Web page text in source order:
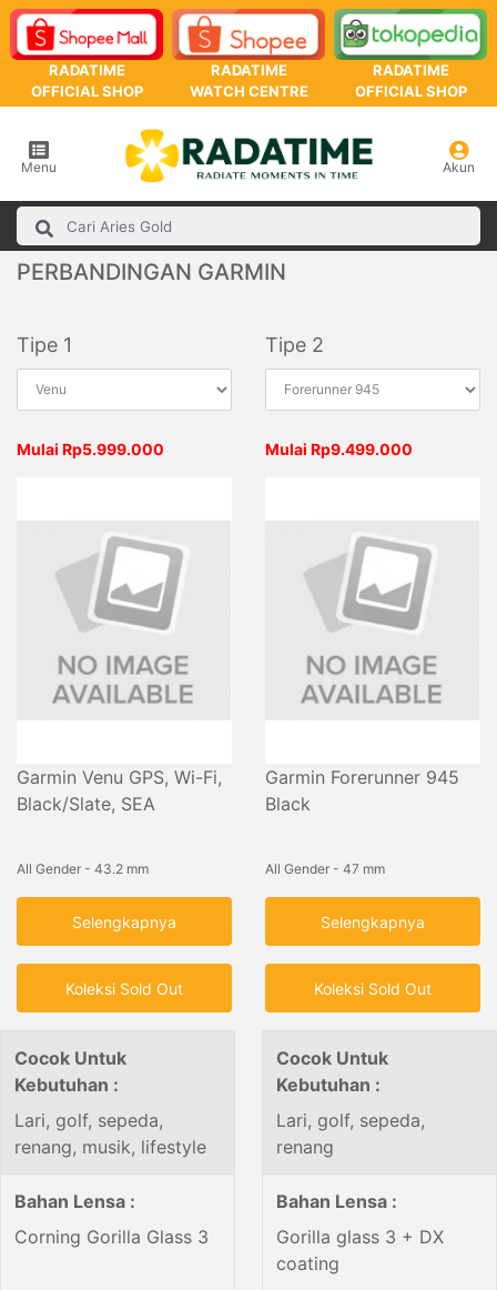
RADATIME
OFFICIAL SHOP
RADATIME
WATCH CENTRE
RADATIME
OFFICIAL SHOP
Menu Akun
PERBANDINGAN GARMIN
Tipe 1 Tipe 2
Mulai Rp5.999.000
Garmin Venu GPS, Wi-Fi,
Black/Slate, SEA
All Gender - 43.2 mm
Selengkapnya
Koleksi Sold Out
Mulai Rp9.499.000
Garmin Forerunner 945
Black
All Gender - 47 mm
Selengkapnya
Koleksi Sold Out
Cocok Untuk
Kebutuhan :
Lari, golf, sepeda,
renang, musik, lifestyle
Cocok Untuk
Kebutuhan :
Lari, golf, sepeda,
renang
Bahan Lensa :
Corning Gorilla Glass 3
Bahan Lensa :
Gorilla glass 3 + DX
coating